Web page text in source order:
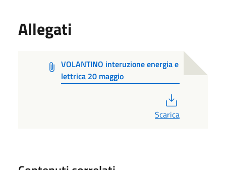
Allegati
VOLANTINO interuzione energia e
lettrica 20 maggio
Scarica